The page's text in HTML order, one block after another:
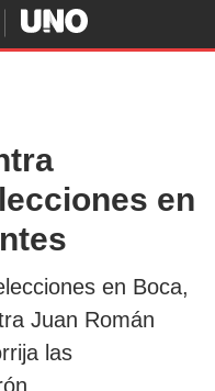
en
en Boca,
Juan Román
las